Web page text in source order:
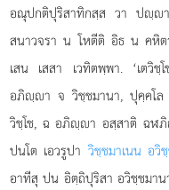
อณุปกติปุริสาทิกสฺส วา ปฺ
สนาวจรา น โหตีติ อิธ น คหิ
เสน เสสา เวทิตพฺพา. ‘เตวิ
อภิฺา จ วิชฺชมานา, ปุคฺคโล
วิชฺโช, ฉ อภิฺา อสฺสาติ ฉฬ
ปนโต เอวรูปาวิชฺชมาเนน อ
อาทีสุปน อิตฺถิปุริสา อวิชฺชมา